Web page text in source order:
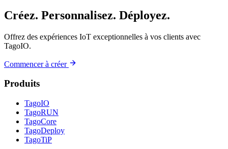
Créez. Personnalisez. Déployez.
Offrez des expériences IoT exceptionnelles à vos clients avec
TagoIO.
Commencer à créer
Produits
TagoIO
TagoRUN
TagoCore
TagoDeploy
TagoTiP